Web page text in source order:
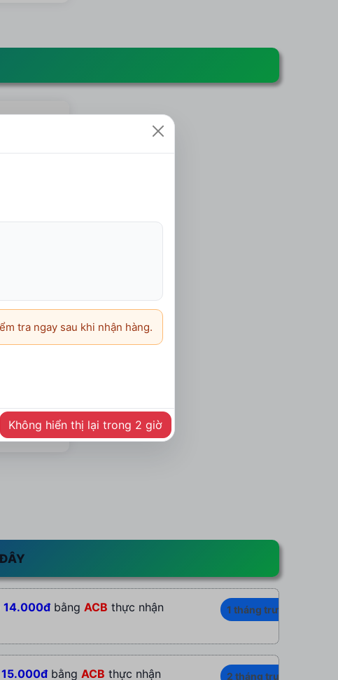
14.000đ bằng ACB thực nhận
1 tháng trước
15.000đ bằng ACB thực nhận
2 tháng trước
tra ngay sau khi nhận hàng.
Không hiển thị lại trong 2 giờ